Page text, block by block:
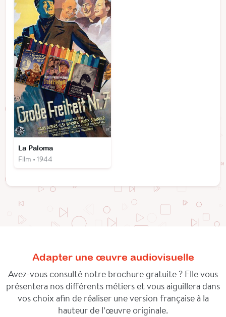
La Paloma
Film • 1944
Adapter une œuvre audiovisuelle
Avez-vous consulté notre brochure gratuite ? Elle vous
présentera nos différents métiers et vous aiguillera dans
vos choix afin de réaliser une version française à la
hauteur de l’œuvre originale.